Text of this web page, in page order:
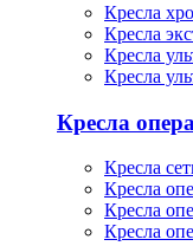
Кресла
Кресла
Кресла
Кресла
Кресла
Кресла
Кресла
Кресла
Кресла